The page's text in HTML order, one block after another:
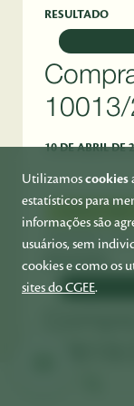
RESULTADO
10 DE ABRIL DE
COMPRA
106182026
/
RESULTADO
Utilizamoscookies
estatísticos para
informações são
usuários, sem
cookies e como os
sites do CGEE.